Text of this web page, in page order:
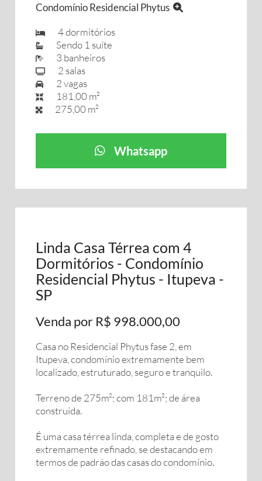
Condomínio Residencial Phytus
4 dormitórios
Sendo 1 suíte
3 banheiros
2 salas
2 vagas
181,00 m²
275,00 m²
Whatsapp
Linda Casa Térrea com 4
Dormitórios - Condomínio
Residencial Phytus - Itupeva -
SP
Venda por R$ 998.000,00
Casa no Residencial Phytus fase 2, em
Itupeva, condomínio extremamente bem
localizado, estruturado, seguro e tranquilo.
Terreno de 275m²; com 181m²; de área
construída.
É uma casa térrea linda, completa e de gosto
extremamente refinado, se destacando em
termos de padrão das casas do condomínio.